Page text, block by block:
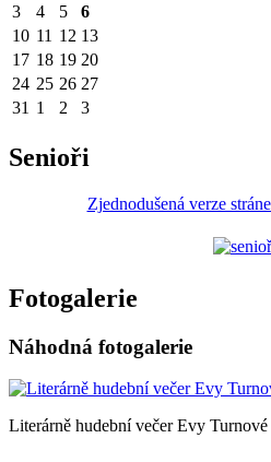
3 4 5 6
10 11 12 13
17 18 19 20
24 25 26 27
31 1 2 3
Senioři
Zjednodušená verze
Fotogalerie
Náhodná fotogalerie
Literárně hudební večer Evy Turnové